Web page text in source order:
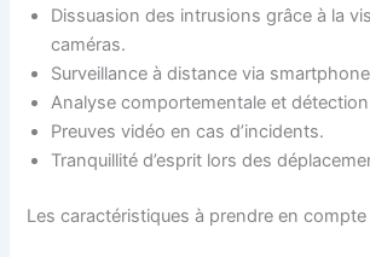
Dissuasion des intrusions grâce à la
caméras.
Surveillance à distance via
Analyse comportementale et
Preuves vidéo en cas d’incidents.
Tranquillité d’esprit lors des
Les caractéristiques à prendre en compte